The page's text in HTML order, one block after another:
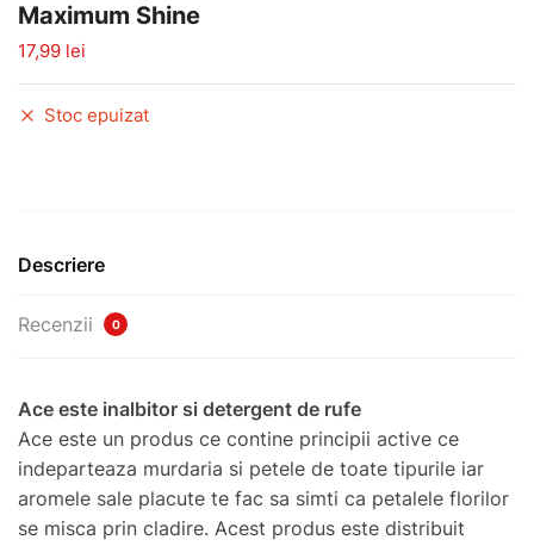
Maximum Shine
17,99 lei
Stoc epuizat
Descriere
Recenzii 0
Ace este inalbitor si detergent de rufe
Ace este un produs ce contine principii active ce
indeparteaza murdaria si petele de toate tipurile iar
aromele sale placute te fac sa simti ca petalele florilor
se misca prin cladire. Acest produs este distribuit